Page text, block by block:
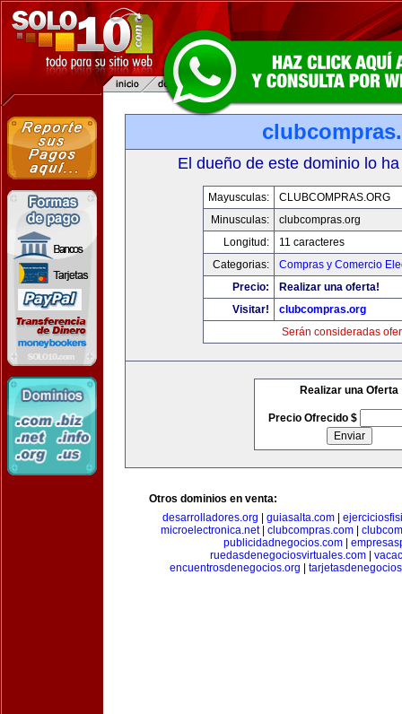
El dueño de este dominio lo
Mayusculas:
CLUBCOMPRAS.ORG
Minusculas:
clubcompras.org
Longitud:
11 caracteres
Categorias:
Compras y Comercio
Precio:
Realizar una oferta!
Visitar!
clubcompras.org
Serán consideradas
Realizar una Oferta
Precio Ofrecido $
Otros dominios en venta:
desarrolladores.org
guiasalta.com|
microelectronica.net| clubcompras.com
publicidadnegocios.com
ruedasdenegociosvirtuales.com|
encuentrosdenegocios.org